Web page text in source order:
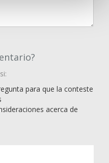
para que la conteste
acerca de